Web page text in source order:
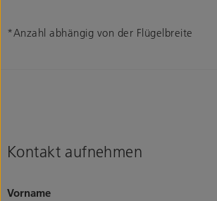
*Anzahl abhängig von der Flügelbreite
Kontakt aufnehmen
Vorname